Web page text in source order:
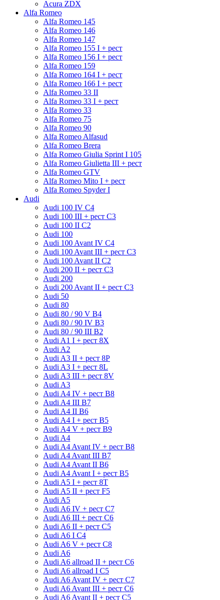
Acura ZDX
Alfa Romeo
Alfa Romeo 145
Alfa Romeo 146
Alfa Romeo 147
Alfa Romeo 155 I + рест
Alfa Romeo 156 I + рест
Alfa Romeo 159
Alfa Romeo 164 I + рест
Alfa Romeo 166 I + рест
Alfa Romeo 33 II
Alfa Romeo 33 I + рест
Alfa Romeo 33
Alfa Romeo 75
Alfa Romeo 90
Alfa Romeo Alfasud
Alfa Romeo Brera
Alfa Romeo Giulia Sprint I 105
Alfa Romeo Giulietta III + рест
Alfa Romeo GTV
Alfa Romeo Mito I + рест
Alfa Romeo Spyder I
Audi
Audi 100 IV C4
Audi 100 III + рест C3
Audi 100 II C2
Audi 100
Audi 100 Avant IV C4
Audi 100 Avant III + рест C3
Audi 100 Avant II C2
Audi 200 II + рест C3
Audi 200
Audi 200 Avant II + рест C3
Audi 50
Audi 80
Audi 80 / 90 V B4
Audi 80 / 90 IV B3
Audi 80 / 90 III B2
Audi A1 I + рест 8X
Audi A2
Audi A3 II + рест 8P
Audi A3 I + рест 8L
Audi A3 III + рест 8V
Audi A3
Audi A4 IV + рест B8
Audi A4 III B7
Audi A4 II B6
Audi A4 I + рест B5
Audi A4 V + рест B9
Audi A4
Audi A4 Avant IV + рест B8
Audi A4 Avant III B7
Audi A4 Avant II B6
Audi A4 Avant I + рест B5
Audi A5 I + рест 8T
Audi A5 II + рест F5
Audi A5
Audi A6 IV + рест C7
Audi A6 III + рест C6
Audi A6 II + рест C5
Audi A6 I C4
Audi A6 V + рест С8
Audi A6
Audi A6 allroad II + рест С6
Audi A6 allroad I С5
Audi A6 Avant IV + рест C7
Audi A6 Avant III + рест C6
Audi A6 Avant II + рест C5